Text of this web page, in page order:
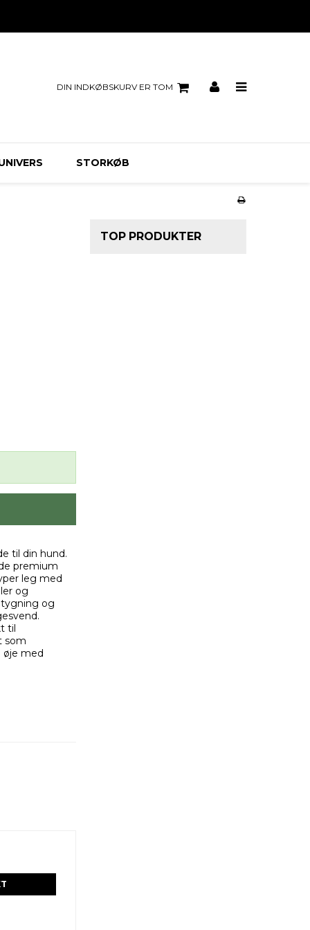
DIN INDKØBSKURV ER TOM
STORKØB
til din hund.
premium
leg med
og
og
til
som
øje med
TOP PRODUKTER